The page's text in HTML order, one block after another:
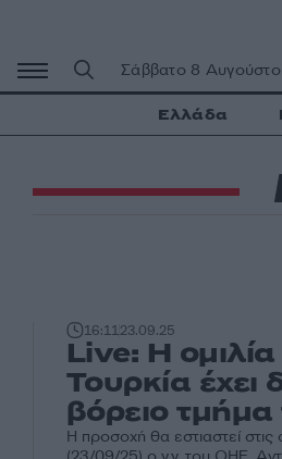
περιεχόμενο
Σάββατο 8
Ελλάδα
16:1123.09.25
Live: Η
Τουρκία έχει
βόρειο
Η προσοχή θα εστιαστεί